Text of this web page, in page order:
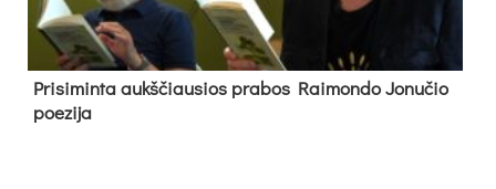
Pri­si­min­ta aukš­čiau­sios pra­bos Rai­mon­do Jo­nu­čio
poe­zi­ja